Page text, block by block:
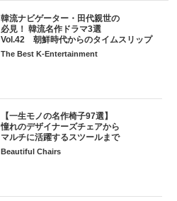
韓流ナビゲーター・田代親世の
必見！ 韓流名作ドラマ3選
Vol.42 朝鮮時代からのタイムスリップ
The Best K-Entertainment
【一生モノの名作椅子97選】
憧れのデザイナーズチェアから
マルチに活躍するスツールまで
Beautiful Chairs